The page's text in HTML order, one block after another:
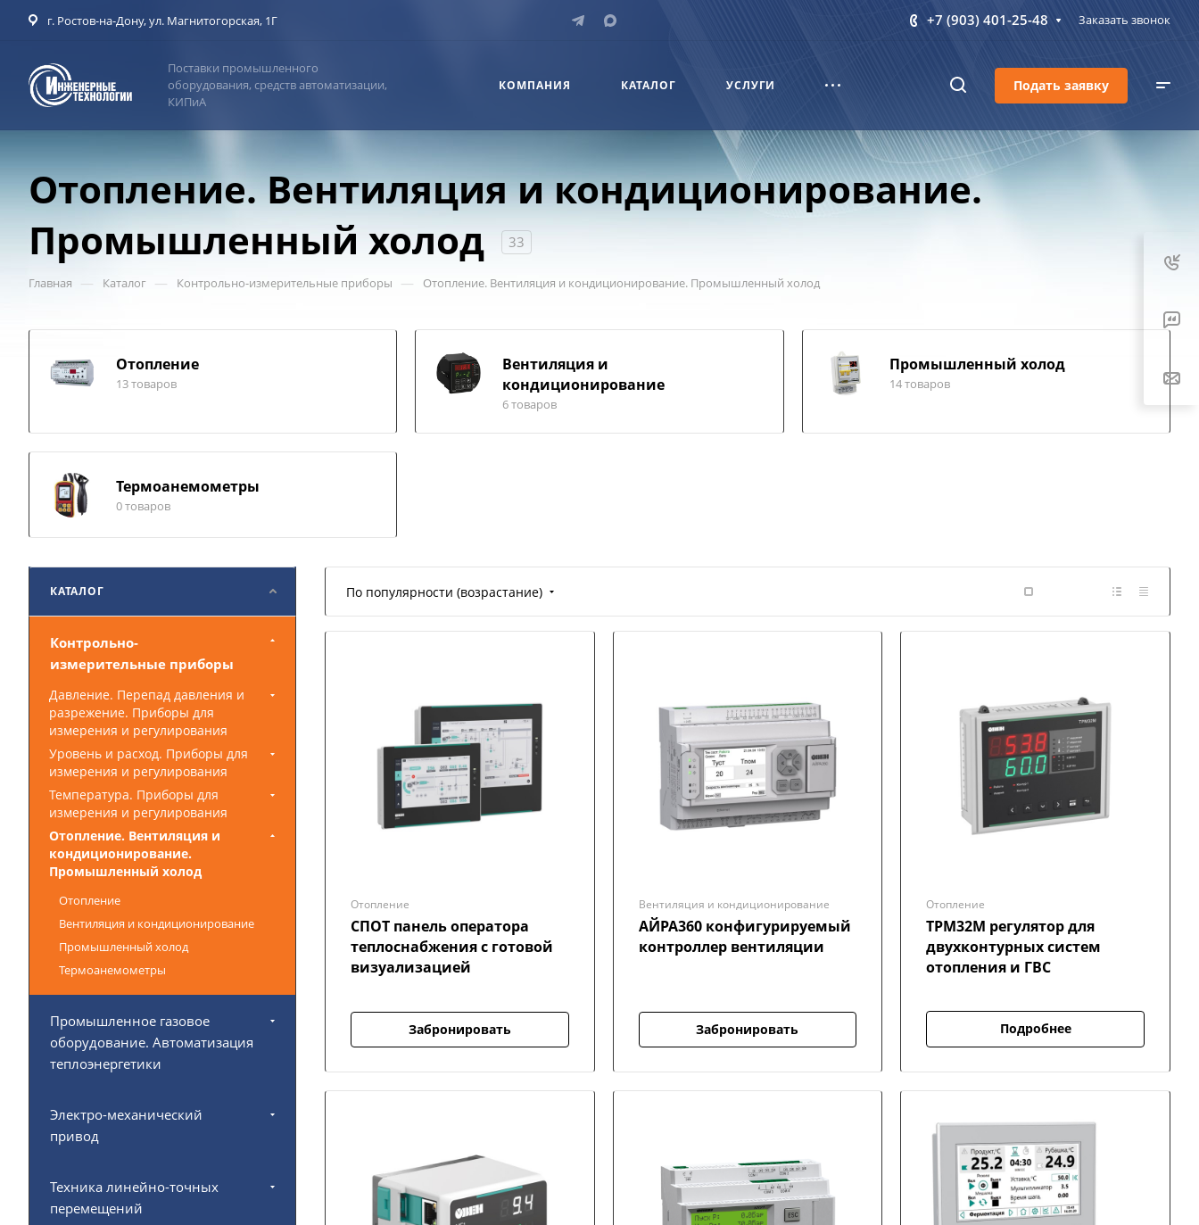
г. Ростов-на-Дону, ул. Магнитогорская, 1Г +7 (903) 401-25-48 Заказать звонок
Поставки промышленного
оборудования, средств автоматизации,
КИПиА
КОМПАНИЯ КАТАЛОГ УСЛУГИ Подать заявку
Отопление. Вентиляция и кондиционирование.
Промышленный холод
33
Главная — Каталог — Контрольно-измерительные приборы — Отопление. Вентиляция и кондиционирование. Промышленный холод
Отопление
13 товаров
Вентиляция и
кондиционирование
6 товаров
Промышленный холод
14 товаров
Термоанемометры
0 товаров
По популярности (возрастание)
Отопление
СПОТ панель оператора
теплоснабжения с готовой
визуализацией
Забронировать
Вентиляция и кондиционирование
АЙРА360 конфигурируемый
контроллер вентиляции
Забронировать
Отопление
ТРМ32М регулятор для
двухконтурных систем
отопления и ГВС
Подробнее
КАТАЛОГ
Контрольно-
измерительные приборы
Давление. Перепад давления и
разрежение. Приборы для
измерения и регулирования
Уровень и расход. Приборы для
измерения и регулирования
Температура. Приборы для
измерения и регулирования
Отопление. Вентиляция и
кондиционирование.
Промышленный холод
Отопление
Вентиляция и кондиционирование
Промышленный холод
Термоанемометры
Промышленное газовое
оборудование. Автоматизация
теплоэнергетики
Электро-механический
привод
Техника линейно-точных
перемещений